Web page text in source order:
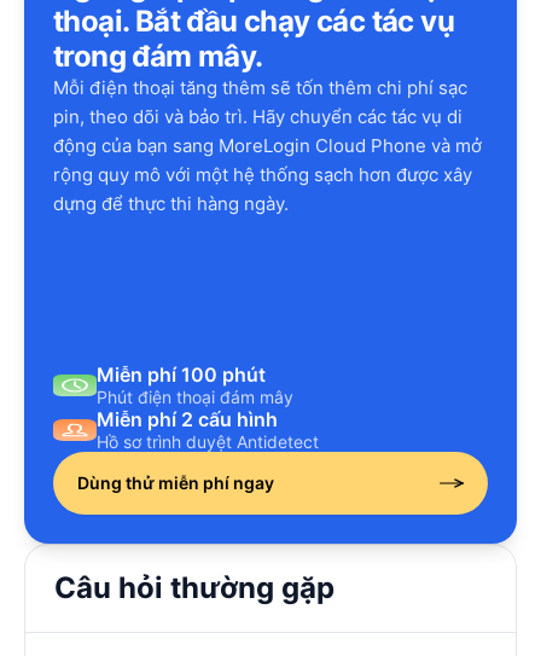
thoại. Bắt đầu chạy các tác vụ
trong đám mây.
Mỗi điện thoại tăng thêm sẽ tốn thêm chi phí sạc
pin, theo dõi và bảo trì. Hãy chuyển các tác vụ di
động của bạn sang MoreLogin Cloud Phone và mở
rộng quy mô với một hệ thống sạch hơn được xây
dựng để thực thi hàng ngày.
Miễn phí 100 phút
Phút điện thoại đám mây
Miễn phí 2 cấu hình
Hồ sơ trình duyệt Antidetect
Dùng thử miễn phí ngay
Câu hỏi thường gặp